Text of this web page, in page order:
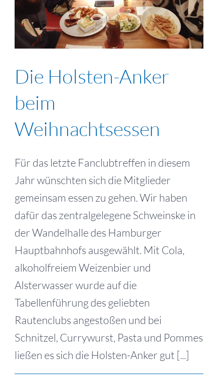
Die Holsten-Anker
beim
Weihnachtsessen
Für das letzte Fanclubtreffen in diesem
Jahr wünschten sich die Mitglieder
gemeinsam essen zu gehen. Wir haben
dafür das zentralgelegene Schweinske in
der Wandelhalle des Hamburger
Hauptbahnhofs ausgewählt. Mit Cola,
alkoholfreiem Weizenbier und
Alsterwasser wurde auf die
Tabellenführung des geliebten
Rautenclubs angestoßen und bei
Schnitzel, Currywurst, Pasta und Pommes
ließen es sich die Holsten-Anker gut [...]